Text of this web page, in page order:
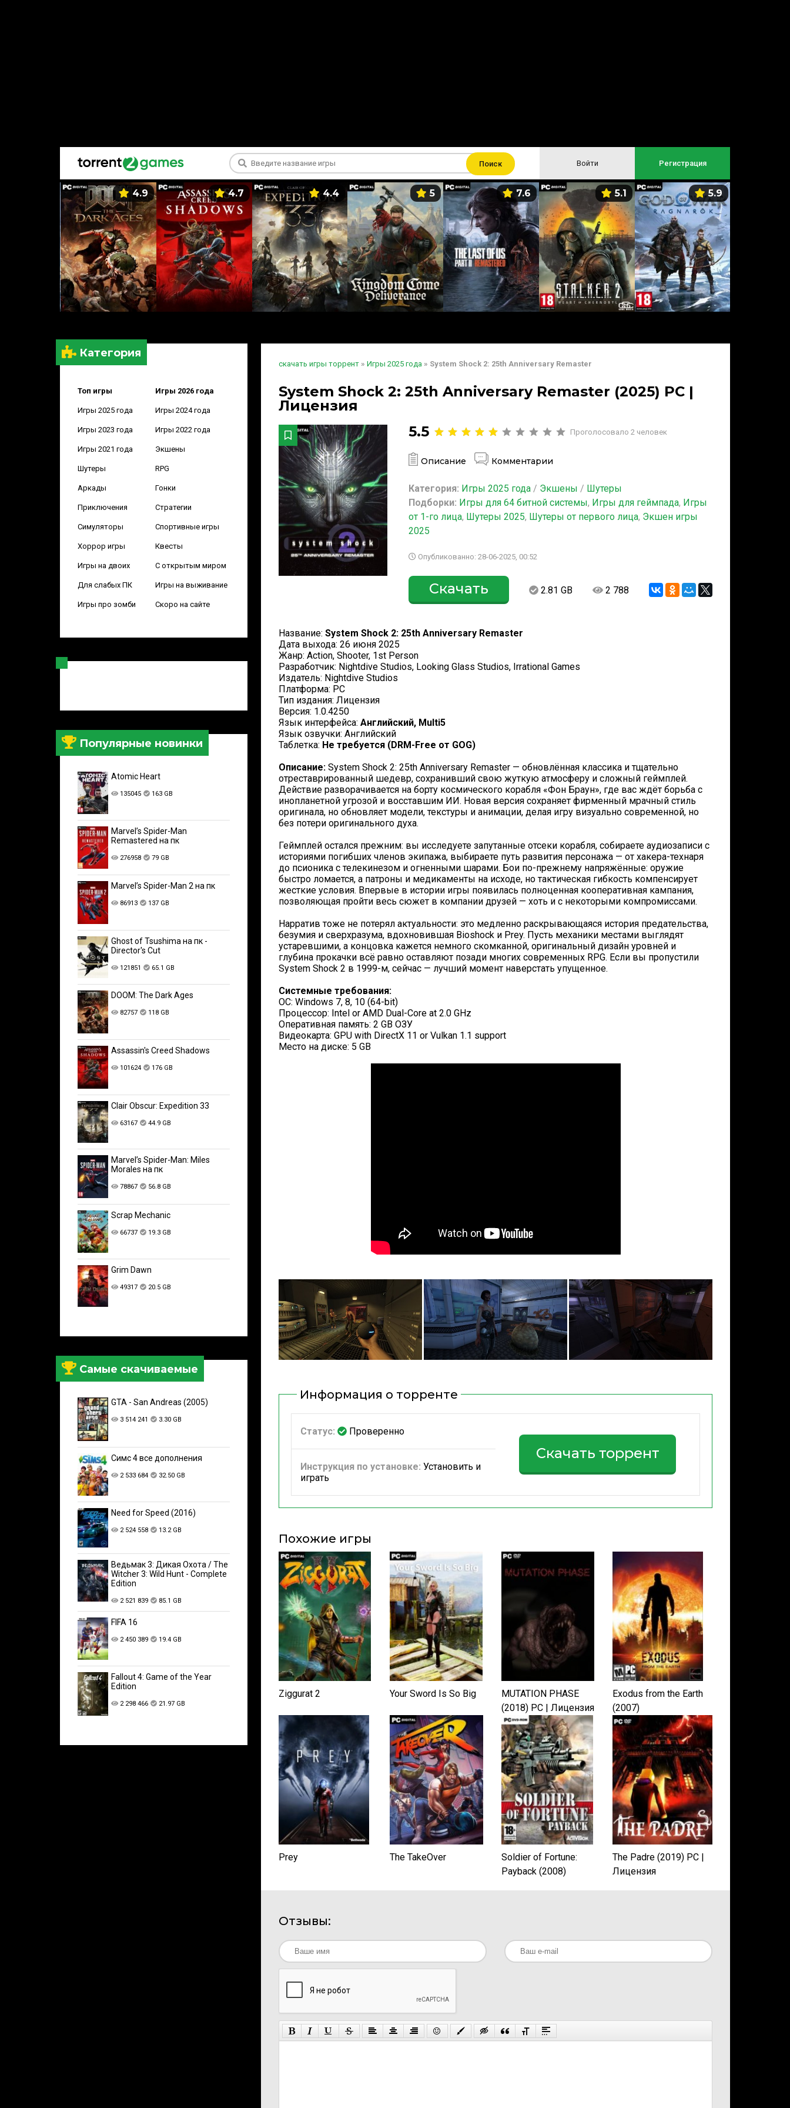
Поиск Войти Регистрация
4.9 4.7 4.4 5 7.6 5.1 5.9
Категория
Топ игры Игры 2026 года
Игры 2025 года Игры 2024 года
Игры 2023 года Игры 2022 года
Игры 2021 года Экшены
Шутеры RPG
Аркады Гонки
Приключения Стратегии
Симуляторы Спортивные игры
Хоррор игры Квесты
Игры на двоих С открытым миром
Для слабых ПК Игры на выживание
Игры про зомби Скоро на сайте
Популярные новинки
Atomic Heart
135045 163 GB
Marvel’s Spider-Man
Remastered на пк
276958 79 GB
Marvel’s Spider-Man 2 на пк
86913 137 GB
Ghost of Tsushima на пк -
Director's Cut
121851 65.1 GB
DOOM: The Dark Ages
82757 118 GB
Assassin's Creed Shadows
101624 176 GB
Clair Obscur: Expedition 33
63167 44.9 GB
Marvel’s Spider-Man: Miles
Morales на пк
78867 56.8 GB
Scrap Mechanic
66737 19.3 GB
Grim Dawn
49317 20.5 GB
Самые скачиваемые
GTA - San Andreas (2005)
3 514 241 3.30 GB
Симс 4 все дополнения
2 533 684 32.50 GB
Need for Speed (2016)
2 524 558 13.2 GB
Ведьмак 3: Дикая Охота / The
Witcher 3: Wild Hunt - Complete
Edition
2 521 839 85.1 GB
FIFA 16
2 450 389 19.4 GB
Fallout 4: Game of the Year
Edition
2 298 466 21.97 GB
скачать игры торрент » Игры 2025 года » System Shock 2: 25th Anniversary Remaster
System Shock 2: 25th Anniversary Remaster (2025) PC |
Лицензия
5.5
Проголосовало2 человек
Описание Комментарии
Категория: Игры 2025 года / Экшены / Шутеры
Подборки: Игры для 64 битной системы, Игры для геймпада, Игры
от 1-го лица, Шутеры 2025, Шутеры от первого лица, Экшен игры
2025
Опубликованно: 28-06-2025, 00:52
Скачать 2.81 GB 2 788
Название: System Shock 2: 25th Anniversary Remaster
Дата выхода: 26 июня 2025
Жанр: Action, Shooter, 1st Person
Разработчик: Nightdive Studios, Looking Glass Studios, Irrational Games
Издатель: Nightdive Studios
Платформа: PC
Тип издания: Лицензия
Версия: 1.0.4250
Язык интерфейса: Английский, Multi5
Язык озвучки: Английский
Таблетка: Не требуется (DRM-Free от GOG)
Описание: System Shock 2: 25th Anniversary Remaster — обновлённая классика и тщательно
отреставрированный шедевр, сохранивший свою жуткую атмосферу и сложный геймплей.
Действие разворачивается на борту космического корабля «Фон Браун», где вас ждёт борьба с
инопланетной угрозой и восставшим ИИ. Новая версия сохраняет фирменный мрачный стиль
оригинала, но обновляет модели, текстуры и анимации, делая игру визуально современной, но
без потери оригинального духа.
Геймплей остался прежним: вы исследуете запутанные отсеки корабля, собираете аудиозаписи с
историями погибших членов экипажа, выбираете путь развития персонажа — от хакера-технаря
до псионика с телекинезом и огненными шарами. Бои по-прежнему напряжённые: оружие
быстро ломается, а патроны и медикаменты на исходе, но тактическая гибкость компенсирует
жесткие условия. Впервые в истории игры появилась полноценная кооперативная кампания,
позволяющая пройти весь сюжет в компании друзей — хоть и с некоторыми компромиссами.
Нарратив тоже не потерял актуальности: это медленно раскрывающаяся история предательства,
безумия и сверхразума, вдохновившая Bioshock и Prey. Пусть механики местами выглядят
устаревшими, а концовка кажется немного скомканной, оригинальный дизайн уровней и
глубина прокачки всё равно оставляют позади многих современных RPG. Если вы пропустили
System Shock 2 в 1999-м, сейчас — лучший момент наверстать упущенное.
Системные требования:
ОС: Windows 7, 8, 10 (64-bit)
Процессор: Intel or AMD Dual-Core at 2.0 GHz
Оперативная память: 2 GB ОЗУ
Видеокарта: GPU with DirectX 11 or Vulkan 1.1 support
Место на диске: 5 GB
Информация о торренте
Статус: Проверенно
Инструкция по установке: Установить и
играть
Скачать торрент
Похожие игры
Ziggurat 2 Your Sword Is So Big
MUTATION PHASE
(2018) PC | Лицензия
Exodus from the Earth
(2007)
Prey The TakeOver
Soldier of Fortune:
Payback (2008)
The Padre (2019) PC |
Лицензия
Отзывы: